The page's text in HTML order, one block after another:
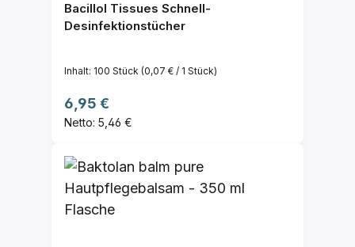
Bacillol Tissues Schnell-
Desinfektionstücher
Inhalt: 100 Stück (0,07 € / 1 Stück)
Regulärer Preis:
6,95 €
Netto: 5,46 €